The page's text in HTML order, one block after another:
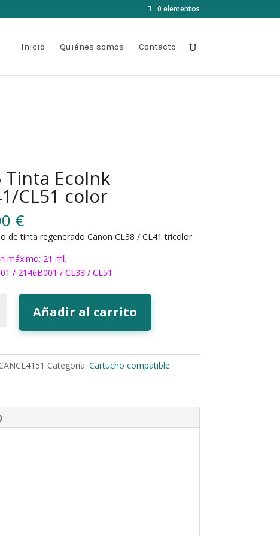
0 elementos
Inicio Quiénes somos Contacto
Tinta EcoInk
CL51 color
€
de tinta regenerado Canon CL38 / CL41 tricolor
máximo: 21 ml.
/ 2146B001 / CL38 / CL51
Añadir al carrito
Categoría: Cartucho compatible